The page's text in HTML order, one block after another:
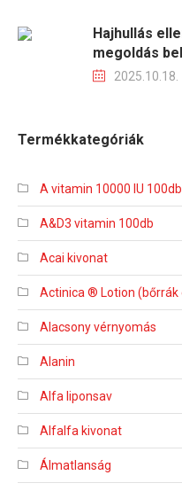
Hajhullás
megoldás
2025.10.18.
Termékkategóriák
A vitamin 10000 IU 100db
A&D3 vitamin 100db
Acai kivonat
Actinica ® Lotion (bőrrák
Alacsony vérnyomás
Alanin
Alfa liponsav
Alfalfa kivonat
Álmatlanság